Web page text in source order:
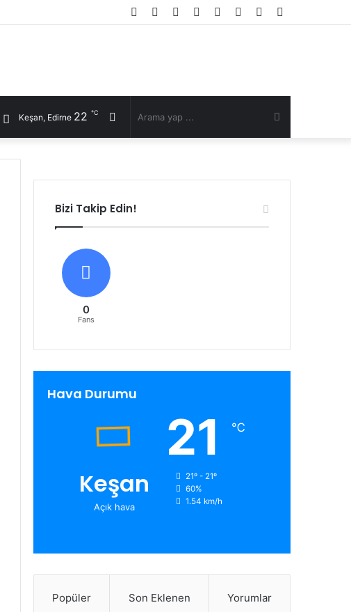
Rastgele
Kayıt
RSS
Instagram
YouTube
Twitter
Facebook
Arama
Rastgele
Keşan, Edirne 22 ℃
Bizi Takip Edin!
0
Fans
Hava Durumu
Keşan
Açık hava
21 ℃
21º - 21º
60%
1.54 km/h
Popüler Son Eklenen Yorumlar